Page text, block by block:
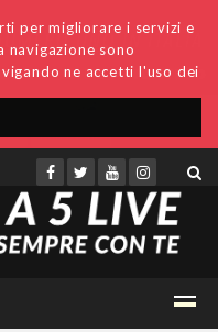
per migliorare i servizi e
navigazione sono
ne accetti l'uso dei
Redazione